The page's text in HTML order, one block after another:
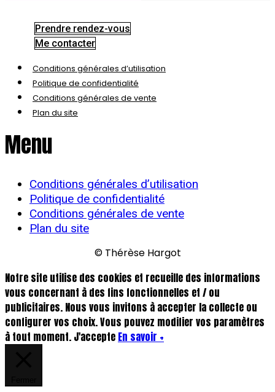
Prendre rendez-vous
Me contacter
Conditions générales d’utilisation
Politique de confidentialité
Conditions générales de vente
Plan du site
Menu
Conditions générales d’utilisation
Politique de confidentialité
Conditions générales de vente
Plan du site
© Thérèse Hargot
Notre site utilise des cookies et recueille des informations
vous concernant à des fins fonctionnelles et / ou
publicitaires. Nous vous invitons à accepter la collecte ou
configurer vos choix. Vous pouvez modifier vos paramètres
à tout moment. J'accepte En savoir +